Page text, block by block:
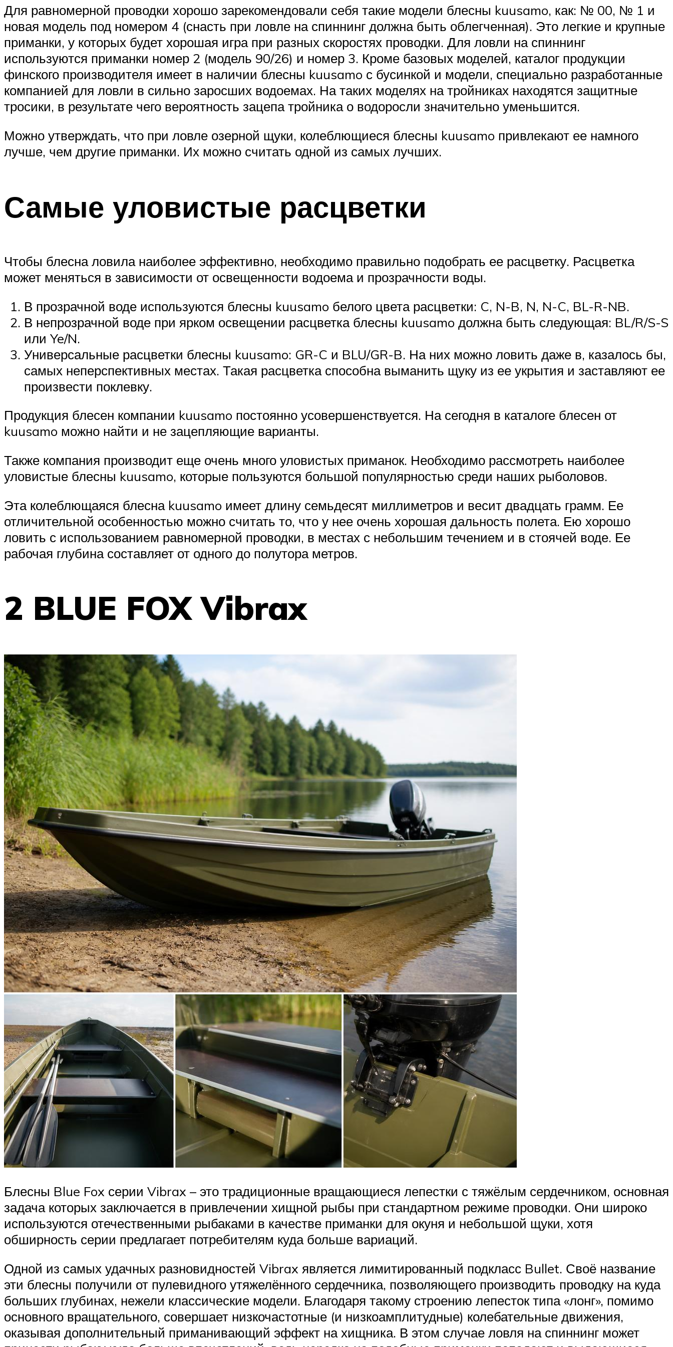
Для равномерной проводки хорошо зарекомендовали себя такие модели блесны kuusamo, как: № 00, № 1 и
новая модель под номером 4 (снасть при ловле на спиннинг должна быть облегченная). Это легкие и крупные
приманки, у которых будет хорошая игра при разных скоростях проводки. Для ловли на спиннинг
используются приманки номер 2 (модель 90/26) и номер 3. Кроме базовых моделей, каталог продукции
финского производителя имеет в наличии блесны kuusamo с бусинкой и модели, специально разработанные
компанией для ловли в сильно заросших водоемах. На таких моделях на тройниках находятся защитные
тросики, в результате чего вероятность зацепа тройника о водоросли значительно уменьшится.
Можно утверждать, что при ловле озерной щуки, колеблющиеся блесны kuusamo привлекают ее намного
лучше, чем другие приманки. Их можно считать одной из самых лучших.
Самые уловистые расцветки
Чтобы блесна ловила наиболее эффективно, необходимо правильно подобрать ее расцветку. Расцветка
может меняться в зависимости от освещенности водоема и прозрачности воды.
В прозрачной воде используются блесны kuusamo белого цвета расцветки: C, N-B, N, N-C, BL-R-NB.
В непрозрачной воде при ярком освещении расцветка блесны kuusamo должна быть следующая: BL/R/S-S
или Ye/N.
Универсальные расцветки блесны kuusamo: GR-C и BLU/GR-B. На них можно ловить даже в, казалось бы,
самых неперспективных местах. Такая расцветка способна выманить щуку из ее укрытия и заставляют ее
произвести поклевку.
Продукция блесен компании kuusamo постоянно усовершенствуется. На сегодня в каталоге блесен от
kuusamo можно найти и не зацепляющие варианты.
Также компания производит еще очень много уловистых приманок. Необходимо рассмотреть наиболее
уловистые блесны kuusamo, которые пользуются большой популярностью среди наших рыболовов.
Эта колеблющаяся блесна kuusamo имеет длину семьдесят миллиметров и весит двадцать грамм. Ее
отличительной особенностью можно считать то, что у нее очень хорошая дальность полета. Ею хорошо
ловить с использованием равномерной проводки, в местах с небольшим течением и в стоячей воде. Ее
рабочая глубина составляет от одного до полутора метров.
2 BLUE FOX Vibrax
Блесны Blue Fox серии Vibrax – это традиционные вращающиеся лепестки с тяжёлым сердечником, основная
задача которых заключается в привлечении хищной рыбы при стандартном режиме проводки. Они широко
используются отечественными рыбаками в качестве приманки для окуня и небольшой щуки, хотя
обширность серии предлагает потребителям куда больше вариаций.
Одной из самых удачных разновидностей Vibrax является лимитированный подкласс Bullet. Своё название
эти блесны получили от пулевидного утяжелённого сердечника, позволяющего производить проводку на куда
больших глубинах, нежели классические модели. Благодаря такому строению лепесток типа «лонг», помимо
основного вращательного, совершает низкочастотные (и низкоамплитудные) колебательные движения,
оказывая дополнительный приманивающий эффект на хищника. В этом случае ловля на спиннинг может